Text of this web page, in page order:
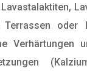
Terrassen oder
Verhärtungen